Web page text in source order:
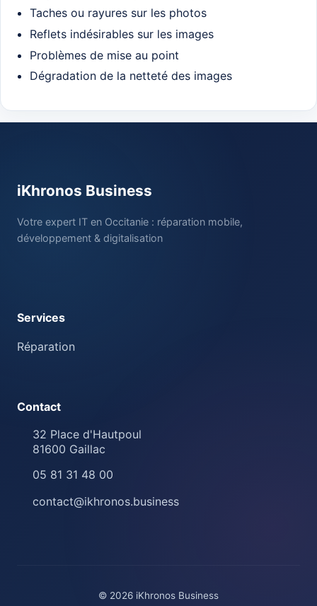
Taches ou rayures sur les photos
Reflets indésirables sur les images
Problèmes de mise au point
Dégradation de la netteté des images
iKhronos Business
Votre expert IT en Occitanie : réparation mobile,
développement & digitalisation
Services
Réparation
Contact
32 Place d'Hautpoul
81600 Gaillac
05 81 31 48 00
contact@ikhronos.business
© 2026 iKhronos Business